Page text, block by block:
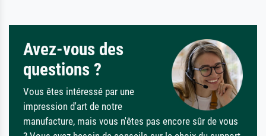
Avez-vous des
questions ?
Vous êtes intéressé par une
impression d'art de notre
manufacture, mais vous n'êtes pas encore sûr de vous